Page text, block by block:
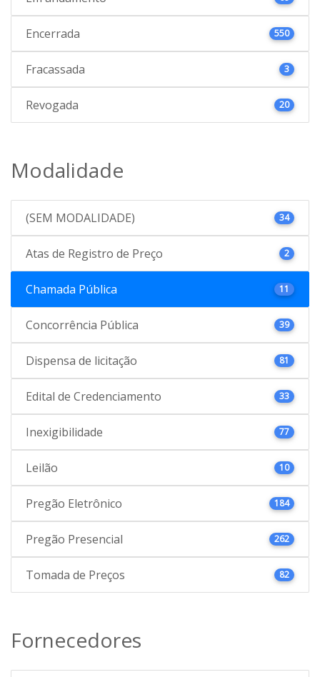
Encerrada 550
Fracassada 3
Revogada 20
Modalidade
(SEM MODALIDADE) 34
Atas de Registro de Preço 2
Chamada Pública 11
Concorrência Pública 39
Dispensa de licitação 81
Edital de Credenciamento 33
Inexigibilidade 77
Leilão 10
Pregão Eletrônico 184
Pregão Presencial 262
Tomada de Preços 82
Fornecedores